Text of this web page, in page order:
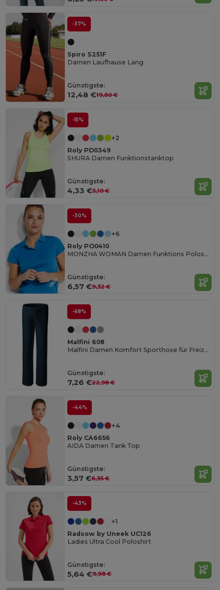
-37%
Spiro S251F
Damen Laufhause Lang
Günstigste:
12,48 €19,80 €
-15%
+2
Roly PD0349
SHURA Damen Funktionstanktop
Günstigste:
4,33 €5,10 €
-30%
+6
Roly PO0410
MONZHA WOMAN Damen Funktions Poloshirt
Günstigste:
6,57 €9,32 €
-68%
Malfini 608
Malfini Damen Komfort Sporthose für Freizeit
Günstigste:
7,26 €22,98 €
-44%
+4
Roly CA6656
AIDA Damen Tank Top
Günstigste:
3,57 €6,35 €
-43%
+1
Radsow by Uneek UC126
Ladies Ultra Cool Poloshirt
Günstigste:
5,64 €9,98 €